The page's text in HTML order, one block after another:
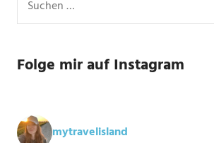
nach:
Folge mir auf Instagram
mytravelisland